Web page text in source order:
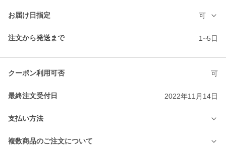
お届け日指定 可
注文から発送まで 1~5日
クーポン利用可否 可
最終注文受付日 2022年11月14日
支払い方法
複数商品のご注文について